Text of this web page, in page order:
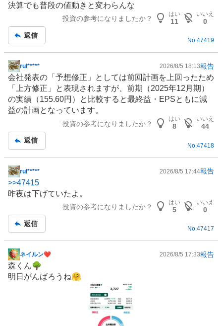
記
決算でも普段の値動きと変わらんな
投資の参考になりましたか？
はい
11
いいえ
0
返信
No.47419
掲
示
記
事
rul***** 2026/8/5 18:13報告
会社発表の「予想修正」としては前回計画を上回ったため
「上方修正」と表現されますが、前期（2025年12月期）
の実績（155.60円）と比較すると最終益・EPSともに減
益の計画となっています。
投資の参考になりましたか？
はい
8
いいえ
44
返信
No. 47418
掲
示
板
rul***** 2026/8/5 17:44報告
>>47415
昨夜は下げていたよ。
投資の参考になりましたか？
はい
5
いいえ
0
返信
No.47417
掲
示
板
ネイルン❤︎ 2026/8/5 17:33報告
森くん🌳
明日がんばろうね🤗